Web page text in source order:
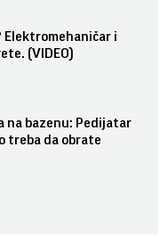
i
(VIDEO)
bazenu: Pedijatar
treba da obrate